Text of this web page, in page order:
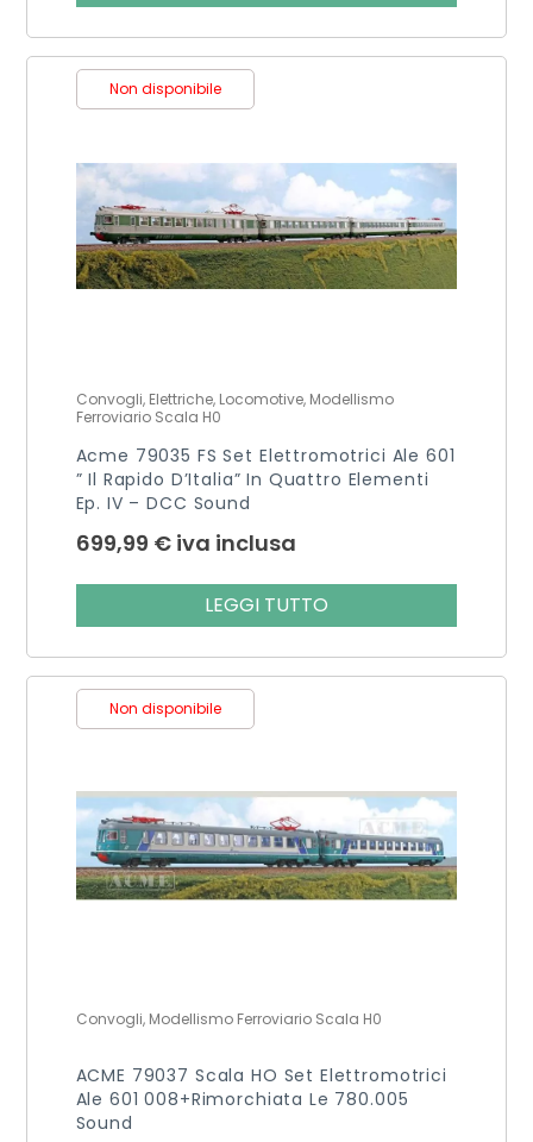
Non disponibile
Convogli, Elettriche, Locomotive, Modellismo
Ferroviario Scala H0
Acme 79035 FS Set Elettromotrici Ale 601
” Il Rapido D’Italia” In Quattro Elementi
Ep. IV – DCC Sound
699,99 € iva inclusa
LEGGI TUTTO
Non disponibile
Convogli, Modellismo Ferroviario Scala H0
ACME 79037 Scala HO Set Elettromotrici
Ale 601 008+rimorchiata Le 780.005
Sound